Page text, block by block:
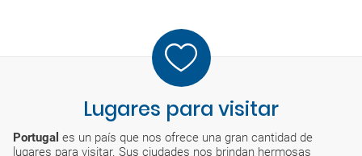
Lugares para visitar
Portugal es un país que nos ofrece una gran cantidad de
lugares para visitar. Sus ciudades nos brindan hermosas